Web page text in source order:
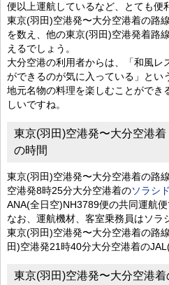
便以上運航しているなど、とても便
東京(羽田)空港発〜大分空港着の路
を数え、他の東京(羽田)空港発着路
えるでしょう。
大分空港の利用者からは、「和風レ
ができるのが気に入っている」とい
地元名物の料理を楽しむことができ
しいですね。
東京(羽田)空港発〜大分空港
の時間
東京(羽田)空港発〜大分空港着の路
空港発8時25分大分空港着のソラシ
ANA(全日空)NH3789便の共同運航便
なお、運航機材、客室乗務員はソラ
東京(羽田)空港発〜大分空港着の路
田)空港発21時40分大分空港着の
東京(羽田)空港発〜大分空港